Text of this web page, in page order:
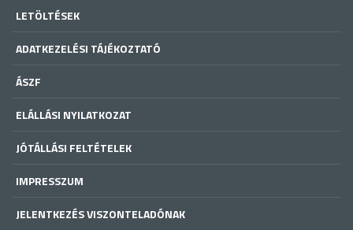
LETÖLTÉSEK
ADATKEZELÉSI TÁJÉKOZTATÓ
ÁSZF
ELÁLLÁSI NYILATKOZAT
JÓTÁLLÁSI FELTÉTELEK
IMPRESSZUM
JELENTKEZÉS VISZONTELADÓNAK